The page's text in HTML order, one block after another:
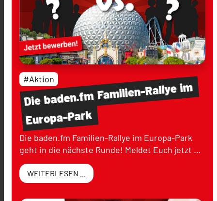
Diebaden.fmFamilien-Rallyeim
Europa-Park
#Aktion
Die baden.fm Familien-Rallye im Europa-Park
geht in die nächste Runde! Meldet Euch jetzt …
WEITERLESEN ...